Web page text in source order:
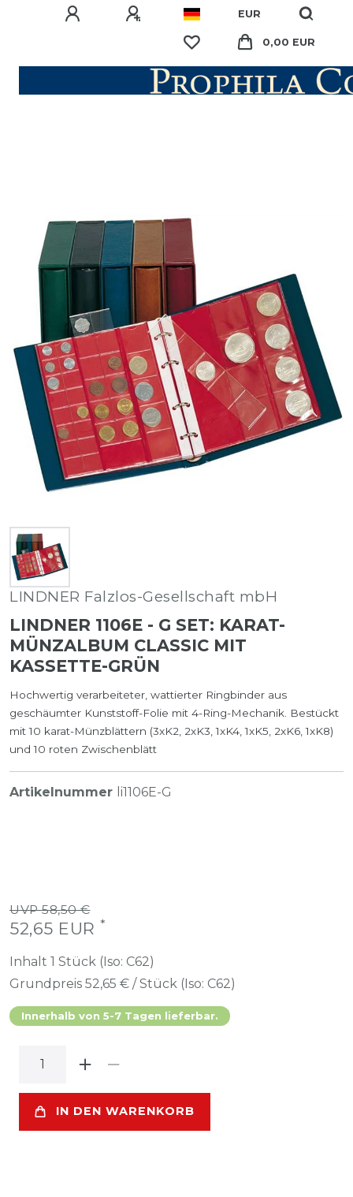
EUR
0,00 EUR
LINDNER Falzlos-Gesellschaft mbH
LINDNER 1106E - G SET: KARAT-
MÜNZALBUM CLASSIC MIT
KASSETTE-GRÜN
Hochwertig verarbeiteter, wattierter Ringbinder aus
geschäumter Kunststoff-Folie mit 4-Ring-Mechanik. Bestückt
mit 10 karat-Münzblättern (3xK2, 2xK3, 1xK4, 1xK5, 2xK6, 1xK8)
und 10 roten Zwischenblätt
Artikelnummer li1106E-G
UVP 58,50 €
52,65 EUR *
Inhalt 1 Stück (Iso: C62)
Grundpreis 52,65 € / Stück (Iso: C62)
Innerhalb von 5-7 Tagen lieferbar.
IN DEN WARENKORB